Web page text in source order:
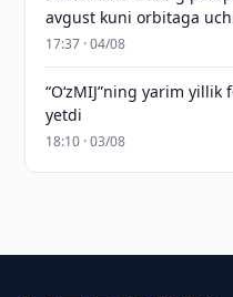
avgust kuni orbitaga
17:37 · 04/08
“O‘zMIJ”ning yarim
yetdi
18:10 · 03/08